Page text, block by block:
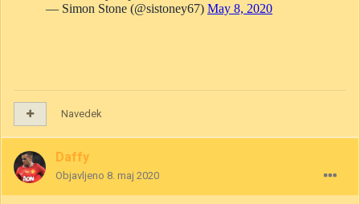
Navedek
Daffy
Objavljeno 8. maj 2020